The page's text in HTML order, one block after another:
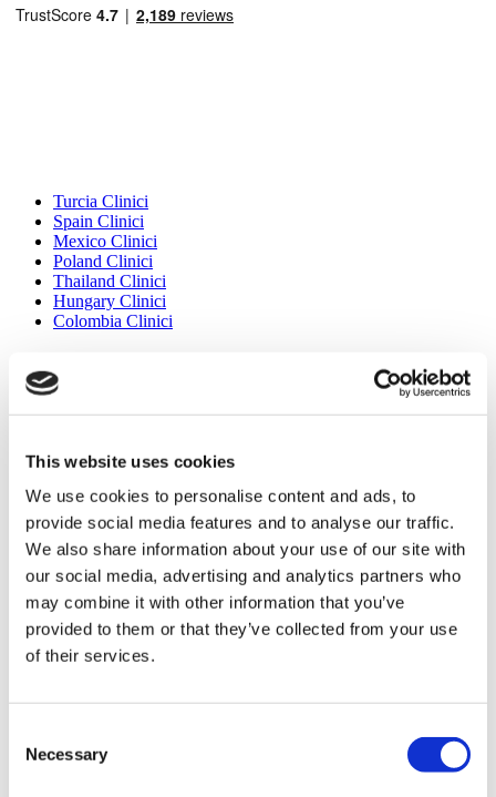
This website uses cookies
We use cookies to personalise content and ads, to
provide social media features and to analyse our traffic.
We also share information about your use of our site with
our social media, advertising and analytics partners who
may combine it with other information that you’ve
provided to them or that they’ve collected from your use
of their services.
Selection
Necessary
Turcia Clinici
Spain Clinici
Mexico Clinici
Poland Clinici
Thailand Clinici
Hungary Clinici
Colombia Clinici
Gastric Sleeve Turcia
Rinoplastie Turcia
Micșorarea Sânilor Turcia
Ginecomastie Turcia
Implant Dentar Turcia
Fațete Dentare Turcia
Coroane Dentare Turcia
Liposucție Turcia
Chirurgie Bariatrică Turcia
Bypass Gastric Turcia
Stomatologie Turcia
Lifting Brazilian Turcia
Transplant De Păr Turcia
Implant Dentar All-on-4 Turcia